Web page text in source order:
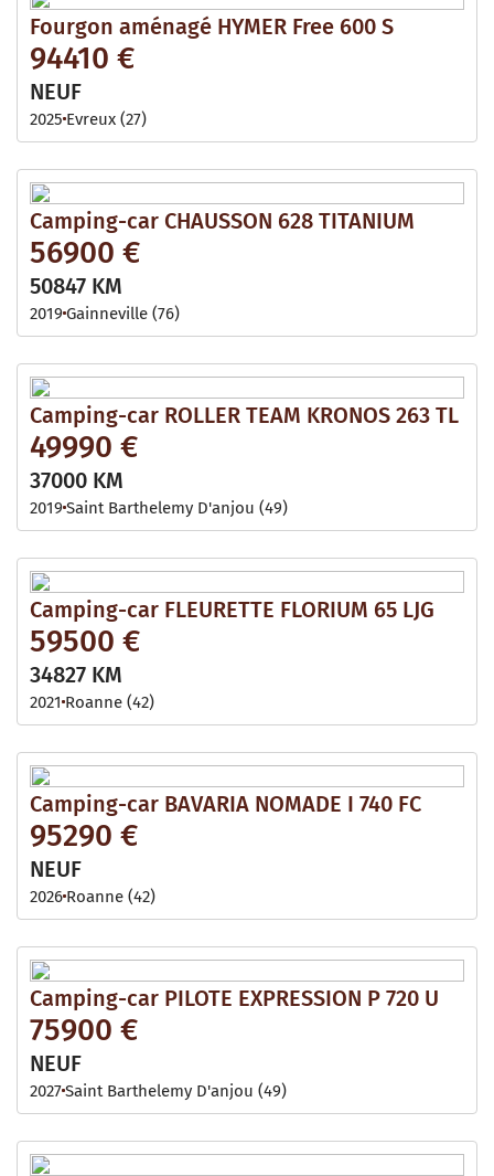
Fourgon aménagé HYMER Free 600 S
94410 €
NEUF
2025 Evreux (27)
Camping-car CHAUSSON 628 TITANIUM
56900 €
50847 KM
2019 Gainneville (76)
Camping-car ROLLER TEAM KRONOS 263 TL
49990 €
37000 KM
2019 Saint Barthelemy D'anjou (49)
Camping-car FLEURETTE FLORIUM 65 LJG
59500 €
34827 KM
2021 Roanne (42)
Camping-car BAVARIA NOMADE I 740 FC
95290 €
NEUF
2026 Roanne (42)
Camping-car PILOTE EXPRESSION P 720 U
75900 €
NEUF
2027Saint Barthelemy D'anjou (49)